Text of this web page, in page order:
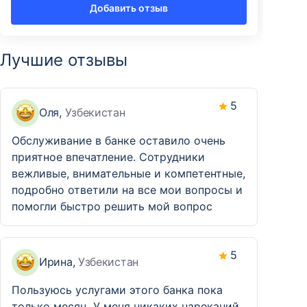
Добавить отзыв
Лучшие отзывы
Оля, Узбекистан
5
Обслуживание в банке оставило очень
приятное впечатление. Сотрудники
вежливые, внимательные и компетентные,
подробно ответили на все мои вопросы и
помогли быстро решить мой вопрос
Ирина, Узбекистан
5
Пользуюсь услугами этого банка пока